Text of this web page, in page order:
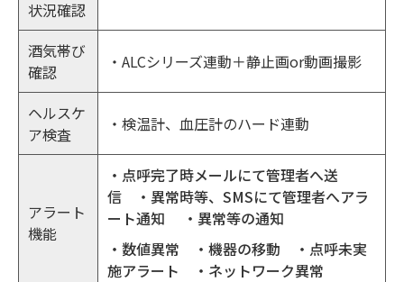
状況確認
酒気帯び
確認
・ALCシリーズ連動＋静止画or動画撮影
ヘルスケ
ア検査
・検温計、血圧計のハード連動
アラート
機能
・点呼完了時メールにて管理者へ送
信 ・異常時等、SMSにて管理者へアラ
ート通知 ・異常等の通知
・数値異常 ・機器の移動 ・点呼未実
施アラート ・ネットワーク異常